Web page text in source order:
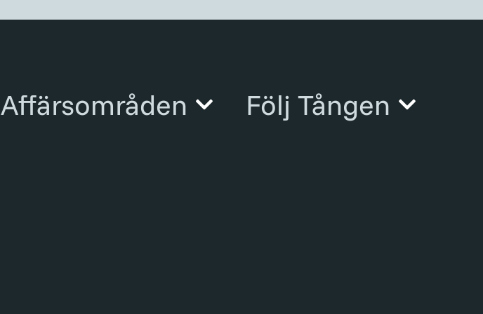
Affärsområden Följ Tången